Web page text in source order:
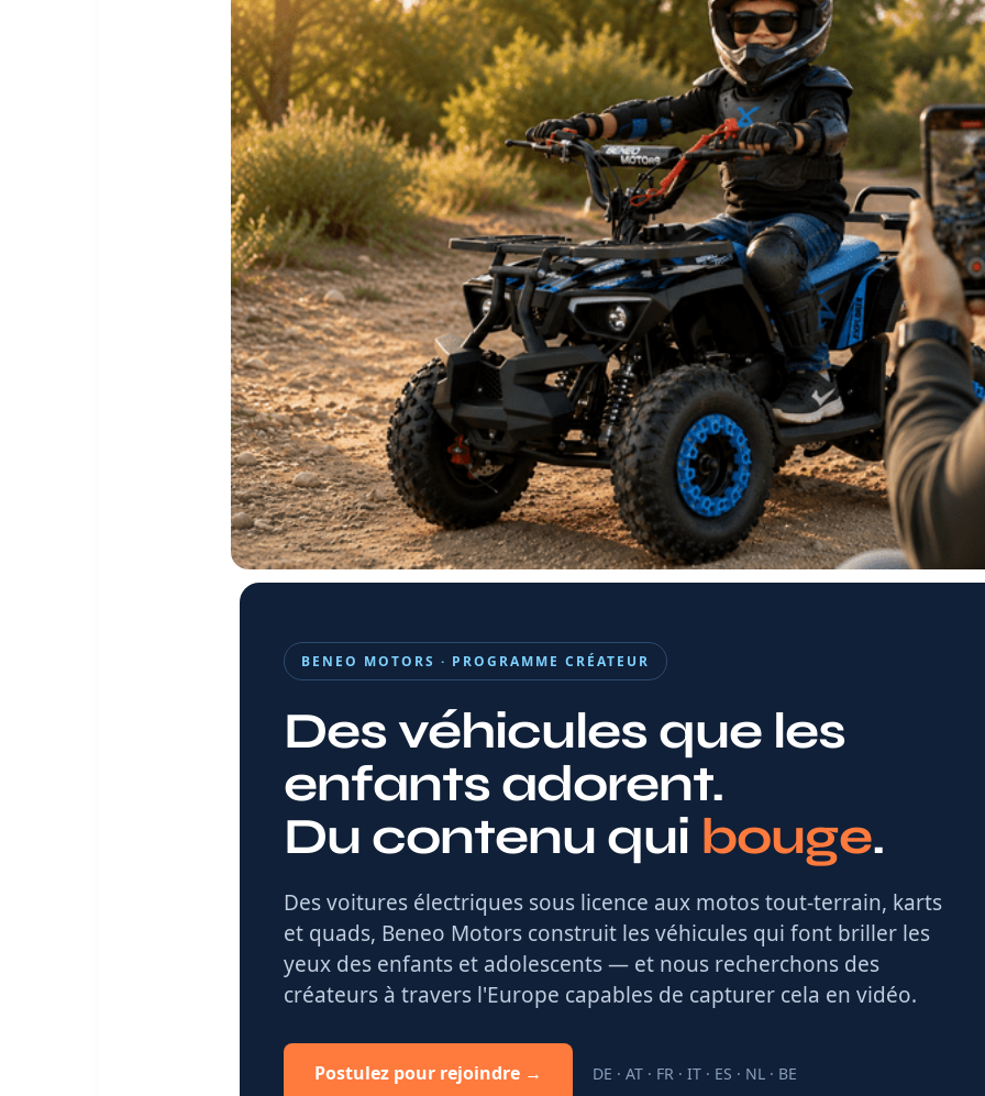
BENEO MOTORS · PROGRAMME CRÉATEUR
Des véhicules que les
enfants adorent.
Du contenu qui bouge.
Des voitures électriques sous licence aux motos tout-terrain, karts
et quads, Beneo Motors construit les véhicules qui font briller les
yeux des enfants et adolescents — et nous recherchons des
créateurs à travers l'Europe capables de capturer cela en vidéo.
Postulez pour rejoindre → DE · AT · FR · IT · ES · NL · BE